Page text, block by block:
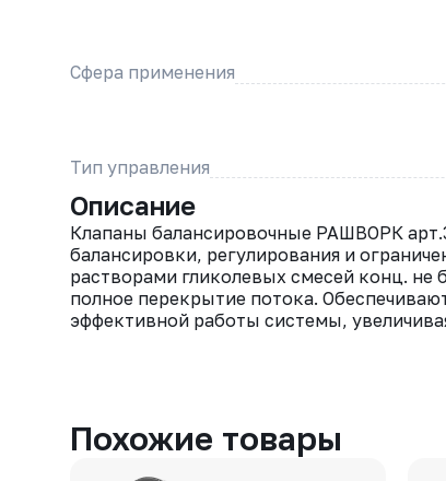
Сфера применения
Тип управления
Описание
Клапаны балансировочные РАШВОРК
балансировки, регулирования и
растворами гликолевых смесей конц. не
полное перекрытие потока.
эффективной работы системы,
Похожие товары